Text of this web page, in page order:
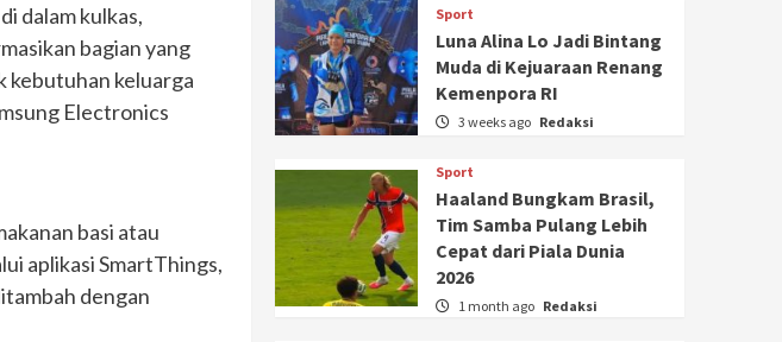
dalam kulkas,
bagian yang
kebutuhan keluarga
Electronics
basi atau
aplikasi SmartThings,
dengan
Sport
Luna Alina Lo Jadi Bintang
Muda di Kejuaraan Renang
Kemenpora RI
3 weeks ago Redaksi
Sport
Haaland Bungkam Brasil,
Tim Samba Pulang Lebih
Cepat dari Piala Dunia
2026
1 month ago Redaksi